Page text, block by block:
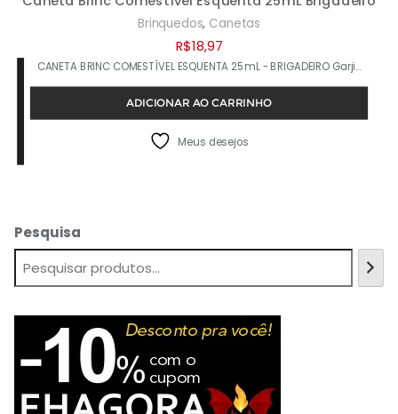
Brinquedos, Canetas
R$18,97
CANETA BRINC COMESTÍVEL ESQUENTA 25mL - BRIGADEIRO Garji…
ADICIONAR AO CARRINHO
Meus desejos
Pesquisa